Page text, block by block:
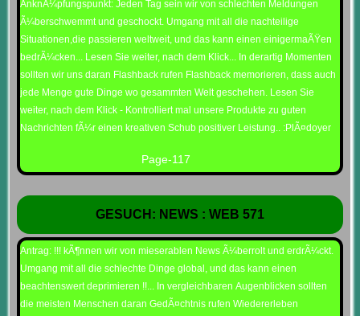
AnknÃ¼pfungspunkt: Jeden Tag sein wir von schlechten Meldungen
Ã¼berschwemmt und geschockt. Umgang mit all die nachteilige
Situationen,die passieren weltweit, und das kann einen einigermaÃŸen
bedrÃ¼cken... Lesen Sie weiter, nach dem Klick... In derartig Momenten
sollten wir uns daran Flashback rufen Flashback memorieren, dass auch
jede Menge gute Dinge wo gesammten Welt geschehen. Lesen Sie
weiter, nach dem Klick - Kontrolliert mal unsere Produkte zu guten
Nachrichten fÃ¼r einen kreativen Schub positiver Leistung.. :PlÃ¤doyer
Page-117
GESUCH: NEWS : WEB 571
Antrag: !!! kÃ¶nnen wir von mieserablen News Ã¼berrolt und erdrÃ¼ckt.
Umgang mit all die schlechte Dinge global, und das kann einen
beachtenswert deprimieren !!... In vergleichbaren Augenblicken sollten
die meisten Menschen daran GedÃ¤chtnis rufen Wiedererleben